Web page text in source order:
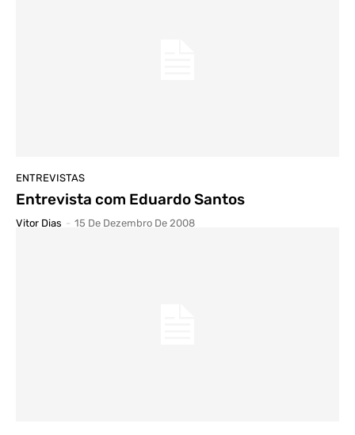
ENTREVISTAS
Entrevista com Eduardo Santos
Vitor Dias - 15 De Dezembro De 2008